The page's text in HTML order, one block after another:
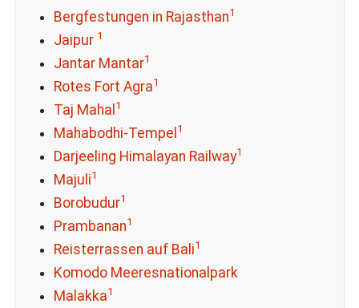
Bergfestungen in Rajasthan1
Jaipur 1
Jantar Mantar1
Rotes Fort Agra1
Taj Mahal 1
Mahabodhi-Tempel 1
Darjeeling Himalayan Railway1
Majuli1
Borobudur1
Prambanan1
Reisterrassen auf Bali1
Komodo Meeresnationalpark
Malakka1